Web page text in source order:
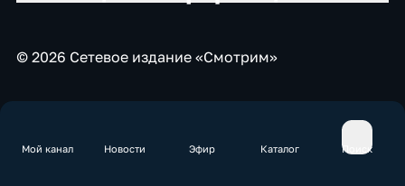
Мой канал Новости Эфир Каталог Поиск
© 2026 Сетевое издание «Смотрим»